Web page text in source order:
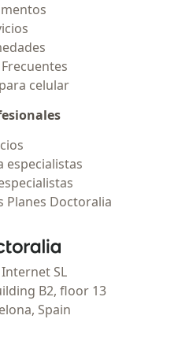
celular
especialistas
Planes Doctoralia
Doctoralia - Página de inicio
SL
B2, floor 13
Spain